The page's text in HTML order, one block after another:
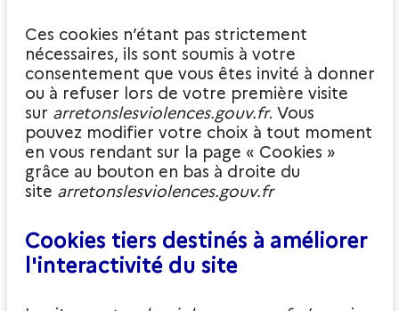
Ces cookies n’étant pas strictement
nécessaires, ils sont soumis à votre
consentement que vous êtes invité à donner
ou à refuser lors de votre première visite
sur arretonslesviolences.gouv.fr. Vous
pouvez modifier votre choix à tout moment
en vous rendant sur la page « Cookies »
grâce au bouton en bas à droite du
site arretonslesviolences.gouv.fr
Cookies tiers destinés à améliorer
l'interactivité du site